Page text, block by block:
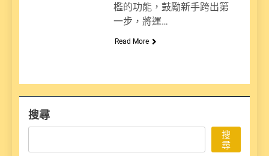
檻的功能，鼓勵新手跨出第
一步，將運…
Read More
搜尋
搜
尋